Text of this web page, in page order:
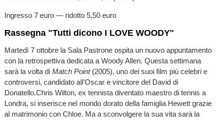
Ingresso 7 euro — ridotto 5,50 euro
Rassegna "Tutti dicono I LOVE WOODY"
Martedì 7 ottobre la Sala Pastrone ospita un nuovo appuntamento
con la retrospettiva dedicata a Woody Allen. Questa settimana
sarà la volta di Match Point(2005), uno dei suoi film più celebri e
controversi, candidato all’Oscar e vincitore del David di
Donatello.Chris Wilton, ex tennista diventato maestro di tennis a
Londra, si inserisce nel mondo dorato della famiglia Hewett grazie
al matrimonio con Chloe. Ma a sconvolgere la sua vita sarà la